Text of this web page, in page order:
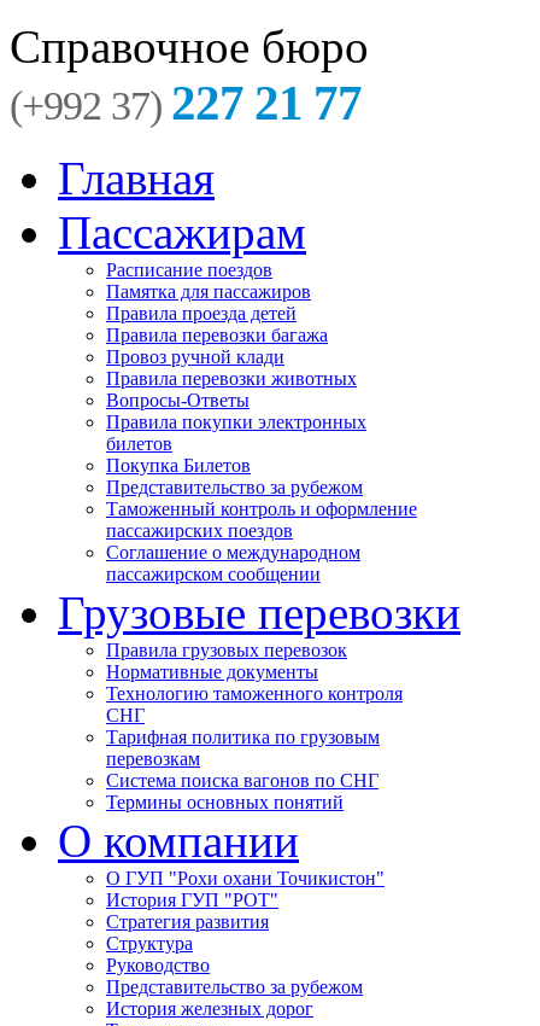
Справочное бюро
(+992 37) 227 21 77
Главная
Пассажирам
Расписание поездов
Памятка для пассажиров
Правила проезда детей
Правила перевозки багажа
Провоз ручной клади
Правила перевозки животных
Вопросы-Ответы
Правила покупки электронных
билетов
Покупка Билетов
Представительство за рубежом
Таможенный контроль и оформление
пассажирских поездов
Соглашение о международном
пассажирском сообщении
Грузовые перевозки
Правила грузовых перевозок
Нормативные документы
Технологию таможенного контроля
СНГ
Тарифная политика по грузовым
перевозкам
Система поиска вагонов по СНГ
Термины основных понятий
О компании
О ГУП "Рохи охани Точикистон"
История ГУП "РОТ"
Стратегия развития
Структура
Руководство
Представительство за рубежом
История железных дорог